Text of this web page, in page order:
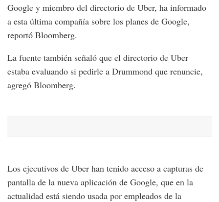
Google y miembro del directorio de Uber, ha informado
a esta última compañía sobre los planes de Google,
reportó Bloomberg.
La fuente también señaló que el directorio de Uber
estaba evaluando si pedirle a Drummond que renuncie,
agregó Bloomberg.
Los ejecutivos de Uber han tenido acceso a capturas de
pantalla de la nueva aplicación de Google, que en la
actualidad está siendo usada por empleados de la